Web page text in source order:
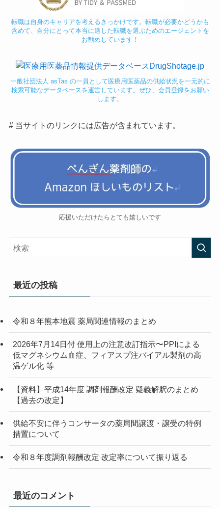
転職は自身のキャリアを考えるきっかけです。転職が必要かどうかも
含めて、自分にとって本当に適した転職を選ぶためのエージェントを
お勧めしています！
一般社団法人 asTas の一員として医療用医薬品の供給状況を一元的に
検索可能なデータベースを運営しています。ぜひ、会員登録をお願い
します。
# 当サイトのリンクには広告が含まれています。
応援いただけたらとても嬉しいです
最近の投稿
令和８年熊本地震 薬局関連情報のまとめ
2026年7月14日付 使用上の注意改訂指示〜PPIによる
低マグネシウム血症、フィアスプ注バイアル製剤の高
温ゲル化 等
【資料】平成14年度 調剤報酬改定 疑義解釈のまとめ
【過去の改定】
供給不安に伴うコンサータの薬局間譲渡・譲受の特例
措置について
令和８年度調剤報酬改定 改定率について振り返る
最近のコメント